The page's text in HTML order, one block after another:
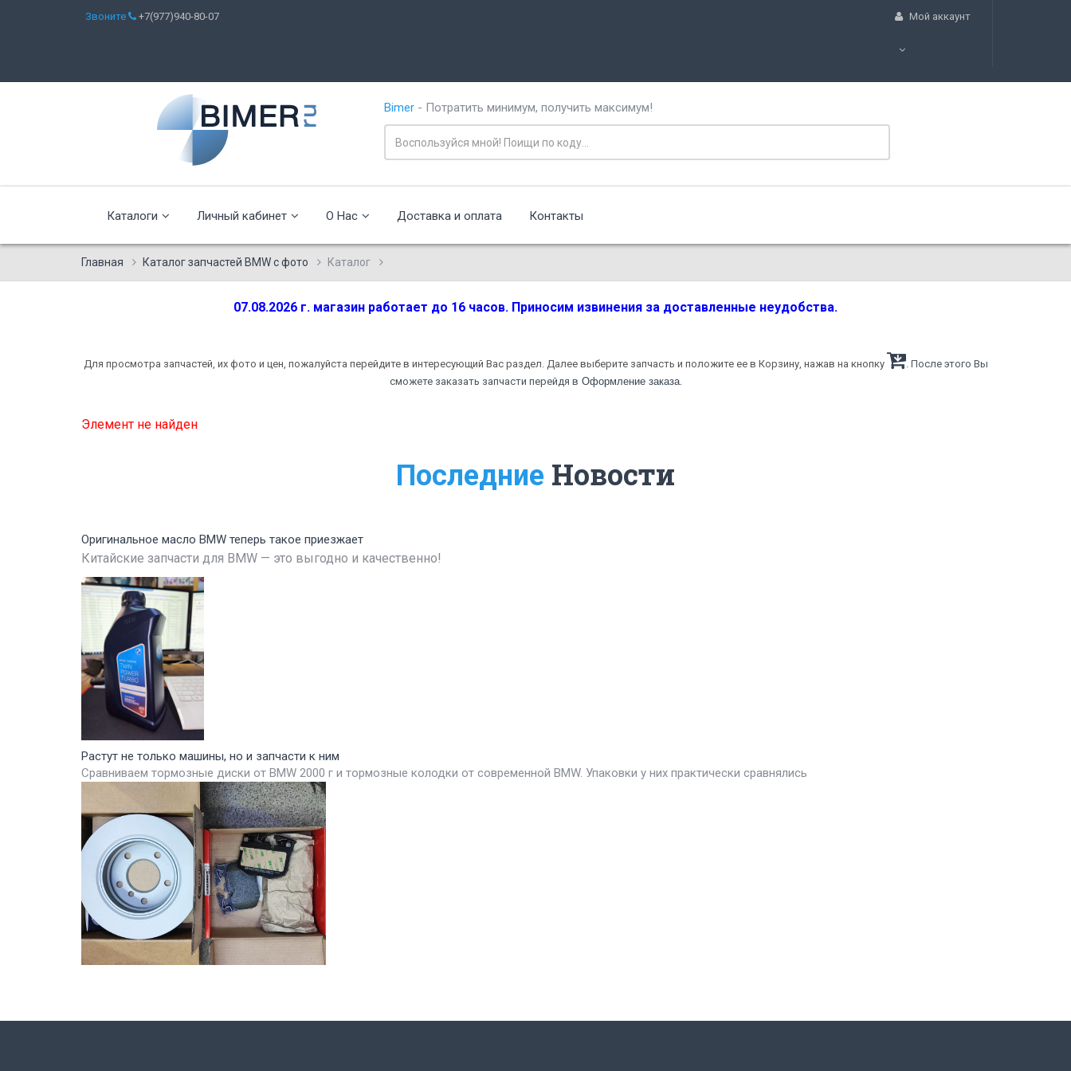
Звоните +7(977)940-80-07 Мой аккаунт
Bimer - Потратить минимум, получить максимум!
Каталоги Личный кабинет О Нас Доставка и оплата Контакты
Главная Каталог запчастей BMW с фото Каталог
07.08.2026 г. магазин работает до 16 часов. Приносим извинения за доставленные неудобства.
Для просмотра запчастей, их фото и цен, пожалуйста перейдите в интересующий Вас раздел. Далее выберите запчасть и положите ее в Корзину, нажав на кнопку
. После этого Вы
сможете заказать запчасти перейдя в Оформление заказа.
Элемент не найден
Последние Новости
Оригинальное масло BMW теперь такое приезжает
Китайские запчасти для BMW — это выгодно и качественно!
Растут не только машины, но и запчасти к ним
Сравниваем тормозные диски от BMW 2000 г и тормозные колодки от современной BMW. Упаковки у них практически сравнялись